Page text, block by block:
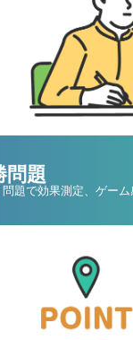
問題
問題で効果測定、ゲーム